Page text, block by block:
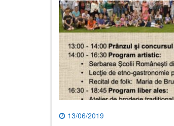
13/06/2019